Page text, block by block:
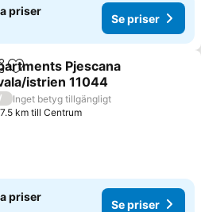
priser
Se priser
Lägg till i Mina Favoriter
Pjescana
istrien 11044
priser
/
Inget betyg tillgängligt
7.5 km till Centrum
priser
Se priser